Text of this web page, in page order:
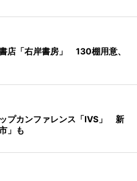
店「右岸書房」 130棚用意、
プカンファレンス「IVS」 新
」も